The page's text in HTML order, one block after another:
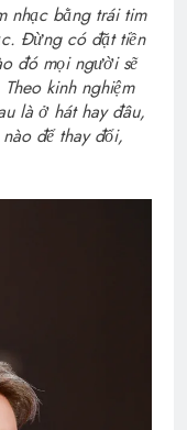
nhạc bằng trái tim
Đừng có đặt tiền
đó mọi người sẽ
kinh nghiệm
là ở hát hay đâu,
để thay đổi,